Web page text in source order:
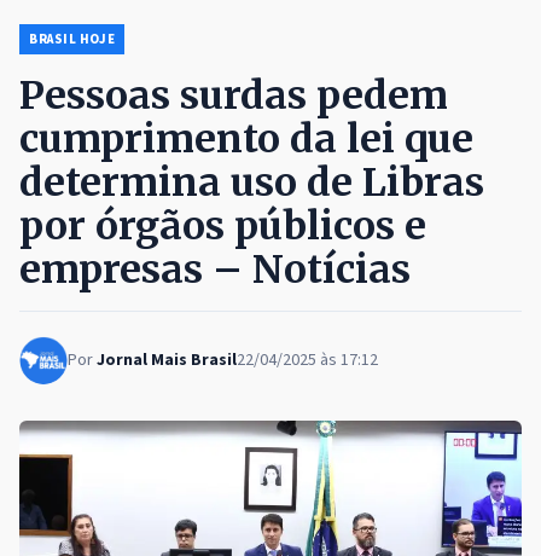
BRASIL HOJE
Pessoas surdas pedem
cumprimento da lei que
determina uso de Libras
por órgãos públicos e
empresas – Notícias
PorJornal Mais Brasil22/04/2025 às 17:12